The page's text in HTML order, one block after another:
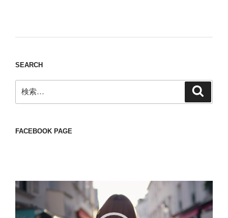
SEARCH
索:
FACEBOOK PAGE
動
画
プ